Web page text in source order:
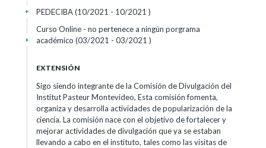
PEDECIBA (10/2021 - 10/2021 )
+
Curso Online - no pertenece a ningún porgrama
académico (03/2021 - 03/2021 )
+
EXTENSIÓN
Sigo siendo integrante de la Comisión de Divulgación del
Institut Pasteur Montevideo, Esta comisión fomenta,
organiza y desarrolla actividades de popularización de la
ciencia. La comisión nace con el objetivo de fortalecer y
mejorar actividades de divulgación que ya se estaban
llevando a cabo en el instituto, tales como las visitas de